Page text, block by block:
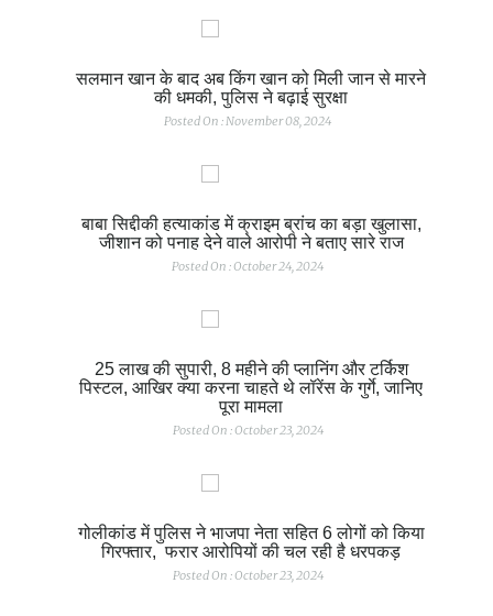
सलमान खान के बाद अब किंग खान को मिली जान से मारने
की धमकी, पुलिस ने बढ़ाई सुरक्षा
Posted On : November 08, 2024
बाबा सिद्दीकी हत्याकांड में क्राइम ब्रांच का बड़ा खुलासा,
जीशान को पनाह देने वाले आरोपी ने बताए सारे राज
Posted On : October 24, 2024
25 लाख की सुपारी, 8 महीने की प्लानिंग और टर्किश
पिस्टल, आखिर क्या करना चाहते थे लॉरेंस के गुर्गे, जानिए
पूरा मामला
Posted On : October 23, 2024
गोलीकांड में पुलिस ने भाजपा नेता सहित 6 लोगों को किया
गिरफ्तार, फरार आरोपियों की चल रही है धरपकड़
Posted On : October 23, 2024